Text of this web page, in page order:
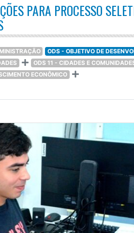
PARA PROCESSO
ODS - OBJETIVO DE
ODS 11 - CIDADES E
ECONÔMICO